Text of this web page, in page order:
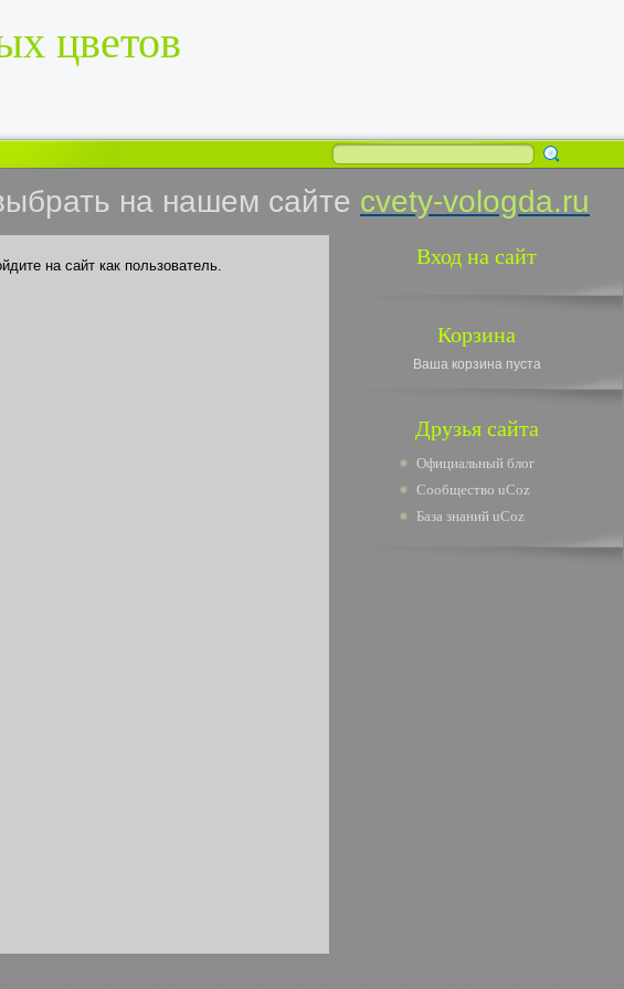
цветов
на нашем сайте cvety-vologda.ru
на сайт как пользователь. Вход на сайт
Корзина
Ваша корзина пуста
Друзья сайта
Официальный блог
Сообщество uCoz
База знаний uCoz